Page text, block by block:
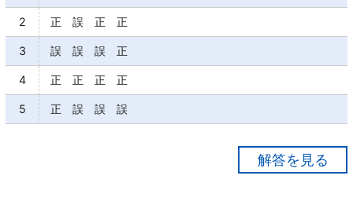
2 正 誤 正 正
3 誤 誤 誤 正
4 正 正 正 正
5 正 誤 誤 誤